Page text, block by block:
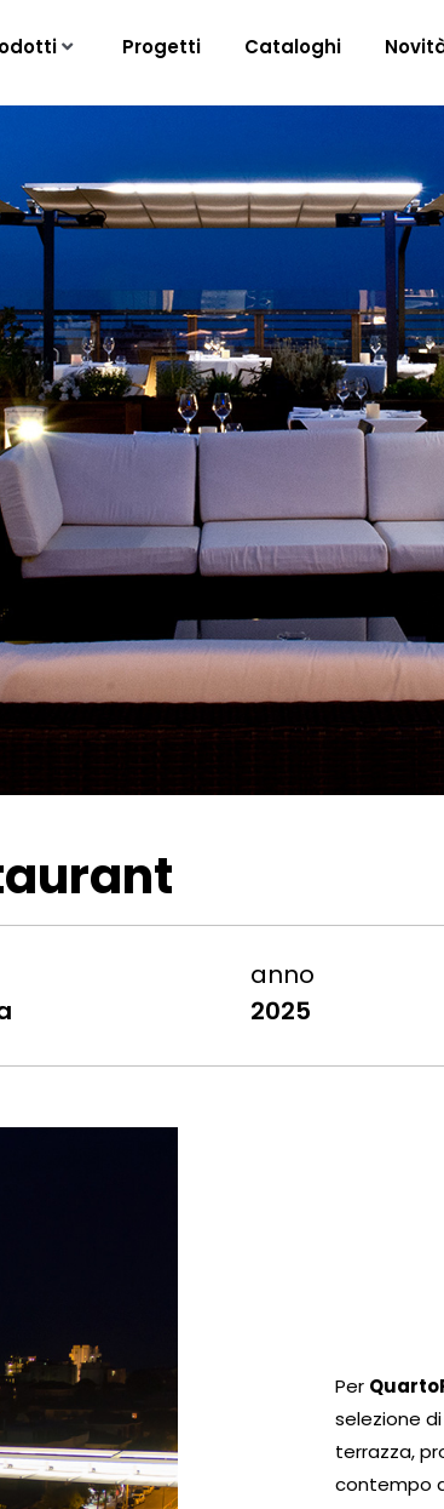
Progetti Cataloghi
anno
2025
Per
selezione di
terrazza,
contempo